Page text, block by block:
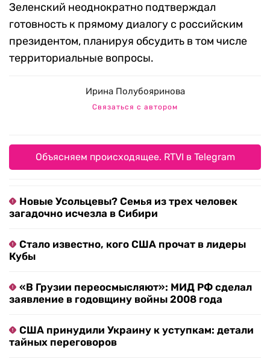
Зеленский неоднократно подтверждал
готовность к прямому диалогу с российским
президентом, планируя обсудить в том числе
территориальные вопросы.
Ирина Полубояринова
Связаться с автором
Объясняем происходящее. RTVI в Telegram
Новые Усольцевы? Семья из трех человек
загадочно исчезла в Сибири
Стало известно, кого США прочат в лидеры
Кубы
«В Грузии переосмысляют»: МИД РФ сделал
заявление в годовщину войны 2008 года
США принудили Украину к уступкам: детали
тайных переговоров